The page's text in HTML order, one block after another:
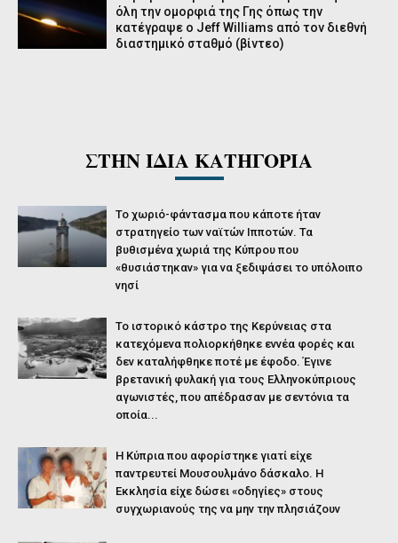
όλη την ομορφιά της Γης όπως την
κατέγραψε ο Jeff Williams από τον διεθνή
διαστημικό σταθμό (βίντεο)
ΣΤΗΝ ΙΔΙΑ ΚΑΤΗΓΟΡΙΑ
Το χωριό-φάντασμα που κάποτε ήταν
στρατηγείο των ναϊτών Ιπποτών. Τα
βυθισμένα χωριά της Κύπρου που
«θυσιάστηκαν» για να ξεδιψάσει το υπόλοιπο
νησί
Το ιστορικό κάστρο της Κερύνειας στα
κατεχόμενα πολιορκήθηκε εννέα φορές και
δεν καταλήφθηκε ποτέ με έφοδο. Έγινε
βρετανική φυλακή για τους Ελληνοκύπριους
αγωνιστές, που απέδρασαν με σεντόνια τα
οποία...
Η Κύπρια που αφορίστηκε γιατί είχε
παντρευτεί Μουσουλμάνο δάσκαλο. Η
Εκκλησία είχε δώσει «οδηγίες» στους
συγχωριανούς της να μην την πλησιάζουν